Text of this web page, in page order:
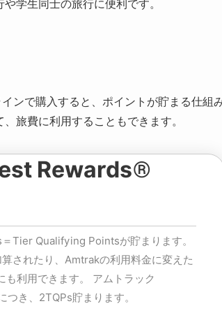
学生同士の旅行に便利です。
ンで購入すると、ポイントが貯まる仕組
旅費に利用することもできます。
Rewards®
Tier Qualifying Pointsが貯まります。
されたり、Amtrakの利用料金に変えた
も利用できます。 アムトラック
き、2TQPs貯まります。